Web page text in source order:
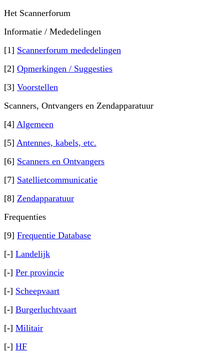
Het Scannerforum
Informatie / Mededelingen
[1] Scannerforum mededelingen
[2] Opmerkingen / Suggesties
[3] Voorstellen
Scanners, Ontvangers en Zendapparatuur
[4] Algemeen
[5] Antennes, kabels, etc.
[6] Scanners en Ontvangers
[7] Satellietcommunicatie
[8] Zendapparatuur
Frequenties
[9] Frequentie Database
[-] Landelijk
[-] Per provincie
[-] Scheepvaart
[-] Burgerluchtvaart
[-] Militair
[-] HF